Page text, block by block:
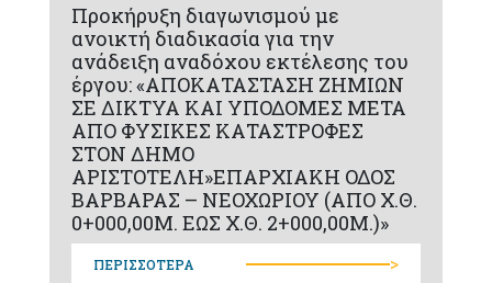
Προκήρυξη διαγωνισμού με
ανοικτή διαδικασία για την
ανάδειξη αναδόχου εκτέλεσης του
έργου: «ΑΠΟΚΑΤΑΣΤΑΣΗ ΖΗΜΙΩΝ
ΣΕ ΔΙΚΤΥΑ ΚΑΙ ΥΠΟΔΟΜΕΣ ΜΕΤΑ
ΑΠΟ ΦΥΣΙΚΕΣ ΚΑΤΑΣΤΡΟΦΕΣ
ΣΤΟΝ ΔΗΜΟ
ΑΡΙΣΤΟΤΕΛΗ»ΕΠΑΡΧΙΑΚΗ ΟΔΟΣ
ΒΑΡΒΑΡΑΣ – ΝΕΟΧΩΡΙΟΥ (ΑΠΟ Χ.Θ.
0+000,00Μ. ΕΩΣ Χ.Θ. 2+000,00Μ.)»
ΠΕΡΙΣΣΟΤΕΡΑ >